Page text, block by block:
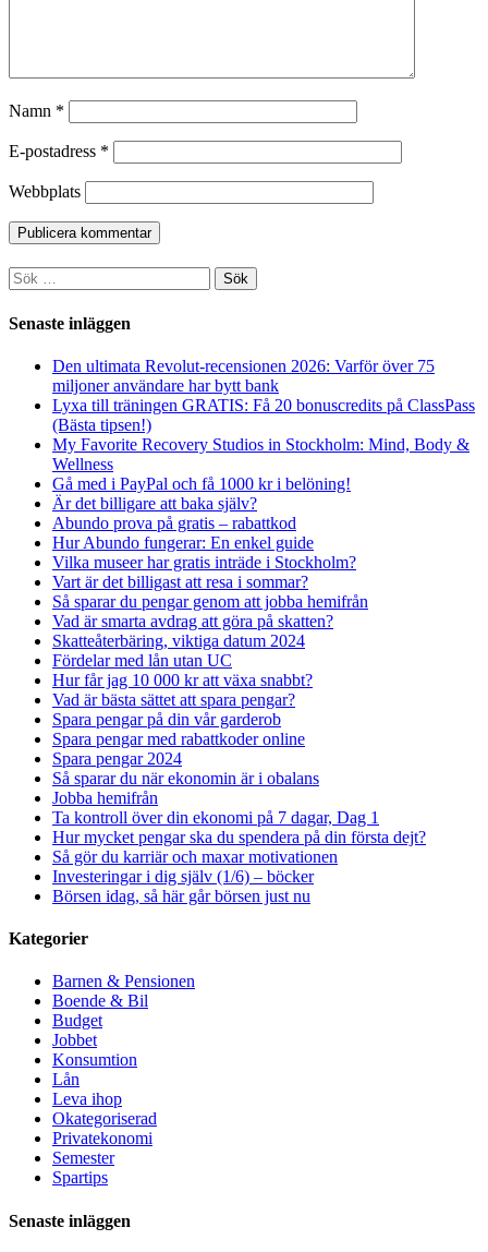
Namn *
E-postadress *
Webbplats
Sök
efter:
Senaste inläggen
Den ultimata Revolut-recensionen 2026: Varför över 75
miljoner användare har bytt bank
Lyxa till träningen GRATIS: Få 20 bonuscredits på ClassPass
(Bästa tipsen!)
My Favorite Recovery Studios in Stockholm: Mind, Body &
Wellness
Gå med i PayPal och få 1000 kr i belöning!
Är det billigare att baka själv?
Abundo prova på gratis – rabattkod
Hur Abundo fungerar: En enkel guide
Vilka museer har gratis inträde i Stockholm?
Vart är det billigast att resa i sommar?
Så sparar du pengar genom att jobba hemifrån
Vad är smarta avdrag att göra på skatten?
Skatteåterbäring, viktiga datum 2024
Fördelar med lån utan UC
Hur får jag 10 000 kr att växa snabbt?
Vad är bästa sättet att spara pengar?
Spara pengar på din vår garderob
Spara pengar med rabattkoder online
Spara pengar 2024
Så sparar du när ekonomin är i obalans
Jobba hemifrån
Ta kontroll över din ekonomi på 7 dagar, Dag 1
Hur mycket pengar ska du spendera på din första dejt?
Så gör du karriär och maxar motivationen
Investeringar i dig själv (1/6) – böcker
Börsen idag, så här går börsen just nu
Kategorier
Barnen & Pensionen
Boende & Bil
Budget
Jobbet
Konsumtion
Lån
Leva ihop
Okategoriserad
Privatekonomi
Semester
Spartips
Senaste inläggen